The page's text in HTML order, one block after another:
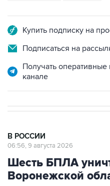
Купить подписку на
Подписаться на
Получать
канале
В РОССИИ
06:56, 9 августа 2026
Шесть БПЛА
Воронежской